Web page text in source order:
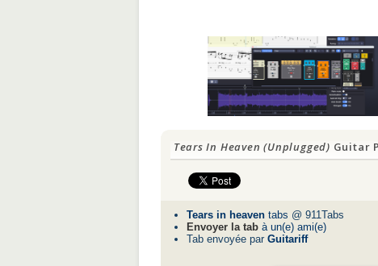
Tears In Heaven (Unplugged) Guitar
Tears in heaven tabs @ 911Tabs
Envoyer la tab à un(e) ami(e)
Tab envoyée par Guitariff